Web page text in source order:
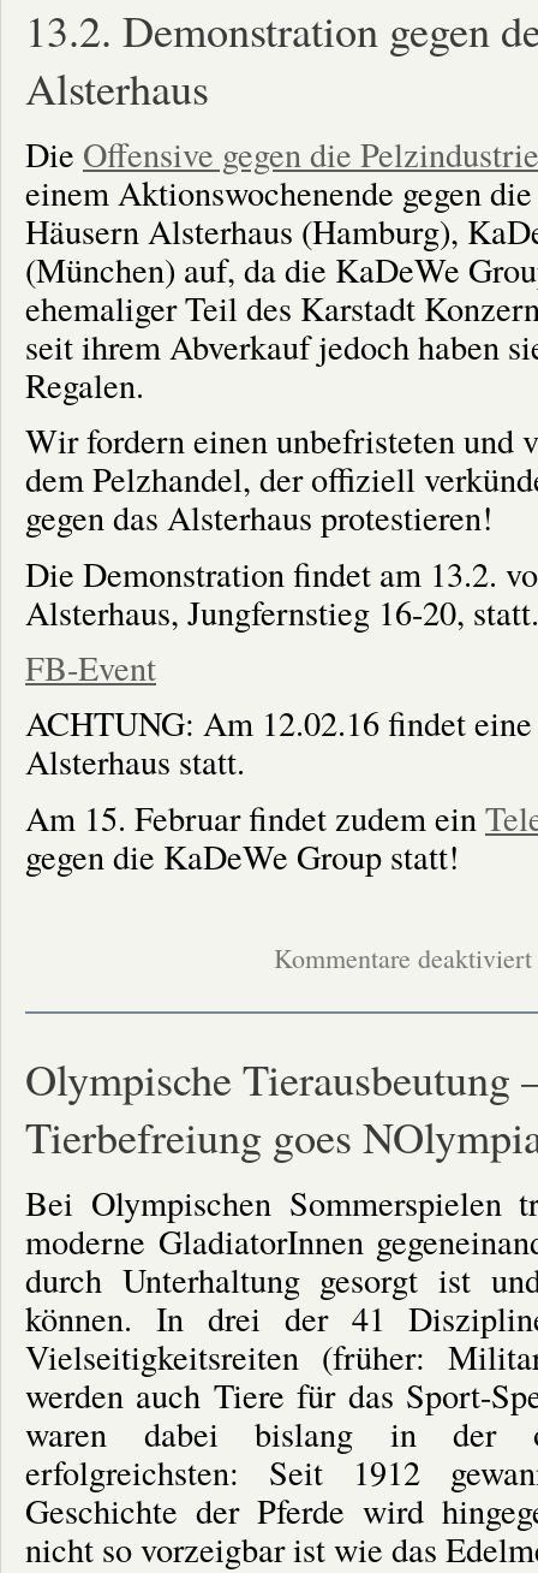
Tierbewegungen
13.2. Demonstration gegen
Alsterhaus
Die Offensive gegen die Pelzindustrie
einem Aktionswochenende gegen
Häusern Alsterhaus (Hamburg),
(München) auf, da die KaDeWe
ehemaliger Teil des Karstadt
seit ihrem Abverkauf jedoch haben
Regalen.
Wir fordern einen unbefristeten und
dem Pelzhandel, der offiziell
gegen das Alsterhaus protestieren!
Die Demonstration findet am 13.2.
Alsterhaus, Jungfernstieg 16-20, statt.
FB-Event
ACHTUNG: Am 12.02.16 findet
Alsterhaus statt.
Am 15. Februar findet zudem ein
gegen die KaDeWe Group statt!
Kommentare deaktiviert
Olympische Tierausbeutung
Tierbefreiung goes
Bei Olympischen
moderne GladiatorInnen
durch Unterhaltung gesorgt ist
können. In drei der 41
Vielseitigkeitsreiten (früher:
werden auch Tiere für das Sport-
waren dabei bislang in der
erfolgreichsten: Seit 1912
Geschichte der Pferde wird
nicht so vorzeigbar ist wie das